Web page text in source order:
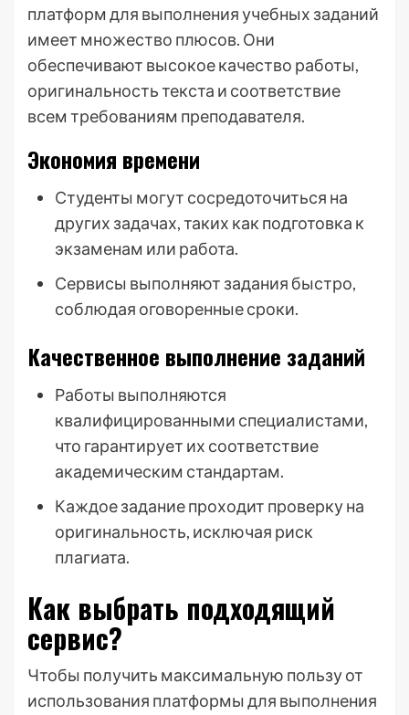
платформ для выполнения учебных заданий
имеет множество плюсов. Они
обеспечивают высокое качество работы,
оригинальность текста и соответствие
всем требованиям преподавателя.
Экономия времени
Студенты могут сосредоточиться на
других задачах, таких как подготовка к
экзаменам или работа.
Сервисы выполняют задания быстро,
соблюдая оговоренные сроки.
Качественное выполнение заданий
Работы выполняются
квалифицированными специалистами,
что гарантирует их соответствие
академическим стандартам.
Каждое задание проходит проверку на
оригинальность, исключая риск
плагиата.
Как выбрать подходящий
сервис?
Чтобы получить максимальную пользу от
использования платформы для выполнения